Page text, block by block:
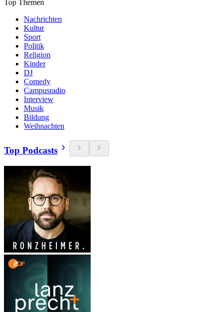
Top Themen
Nachrichten
Kultur
Sport
Politik
Religion
Kinder
DJ
Comedy
Campusradio
Interview
Musik
Bildung
Weihnachten
Top Podcasts